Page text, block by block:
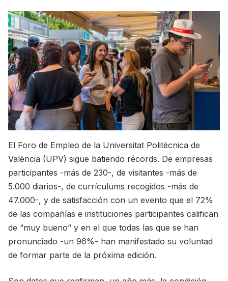
El Foro de Empleo de la Universitat Politècnica de
València (UPV) sigue batiendo récords. De empresas
participantes -más de 230-, de visitantes -más de
5.000 diarios-, de currículums recogidos -más de
47.000-, y de satisfacción con un evento que el 72%
de las compañías e instituciones participantes califican
de “muy bueno” y en el que todas las que se han
pronunciado -un 96%- han manifestado su voluntad
de formar parte de la próxima edición.